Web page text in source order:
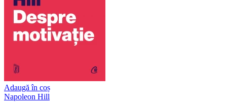
Adaugă în coș
Napoleon Hill